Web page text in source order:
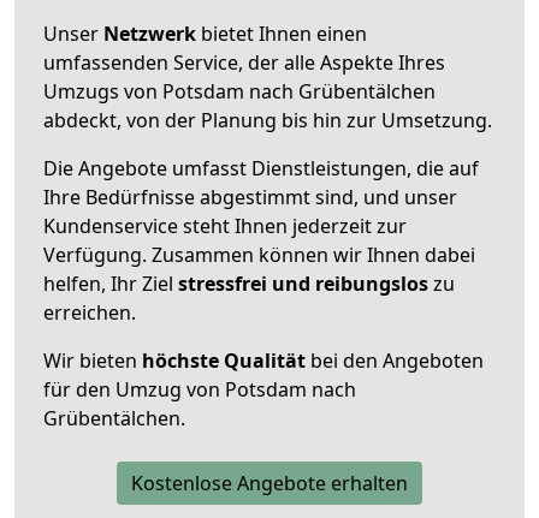
Unser Netzwerk bietet Ihnen einen
umfassenden Service, der alle Aspekte Ihres
Umzugs von Potsdam nach Grübentälchen
abdeckt, von der Planung bis hin zur Umsetzung.
Die Angebote umfasst Dienstleistungen, die auf
Ihre Bedürfnisse abgestimmt sind, und unser
Kundenservice steht Ihnen jederzeit zur
Verfügung. Zusammen können wir Ihnen dabei
helfen, Ihr Ziel stressfrei und reibungsloszu
erreichen.
Wir bieten höchste Qualität bei den Angeboten
für den Umzug von Potsdam nach
Grübentälchen.
Kostenlose Angebote erhalten